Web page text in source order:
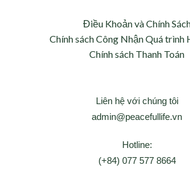
Điều Khoản và Chính
Chính sách Công Nhận Quá trình
Chính sách Thanh Toán
Liên hệ với chúng tôi
admin@peacefullife.vn
Hotline:
(+84) 077 577 8664